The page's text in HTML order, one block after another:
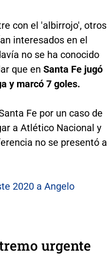
con el 'albirrojo', otros
interesados en el
no se ha conocido
que en Santa Fe jugó
y marcó 7 goles.
Fe por un caso de
a Atlético Nacional y
no se presentó a
2020 a Angelo
urgente